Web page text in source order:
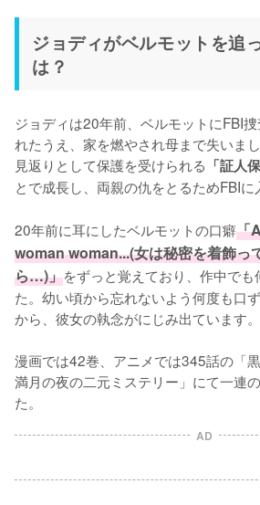
ジョディがベルモットを追
は？
ジョディは20年前、ベルモットにFBI
れたうえ、家を燃やされ母まで失いま
見返りとして保護を受けられる 「証人
とで成長し、両親の仇をとるためFBIに
20年前に耳にしたベルモットの口癖「
woman woman...(女は秘密を着飾っ
ら…)」をずっと覚えており、作中で
た。幼い頃から忘れないよう何度も口
から、彼女の執念がにじみ出ています。
漫画では42巻、アニメでは345話の「
満月の夜の二元ミステリー」にて一連
た。
AD